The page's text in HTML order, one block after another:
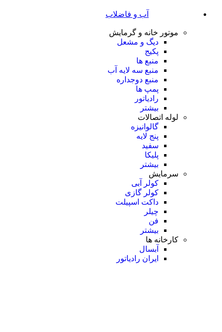
آب و فاضلاب
موتور خانه و گرمایش
دیگ و مشعل
پکیج
منبع ها
منبع سه لایه آب
منبع دوجداره
پمپ ها
رادیاتور
بیشتر
لوله اتصالات
گالوانیزه
پنج لایه
سفید
پلیکا
بیشتر
سرمایش
کولر آبی
کولر گازی
داکت اسپیلت
چیلر
فن
بیشتر
کارخانه ها
آبسال
ایران رادیاتور